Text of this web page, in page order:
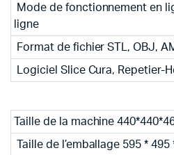
Mode de fonctionnement en
ligne
Format de fichier STL, OBJ,
Logiciel Slice Cura, Repetier-
Taille de la machine
Taille de l’emballage 595 * 495